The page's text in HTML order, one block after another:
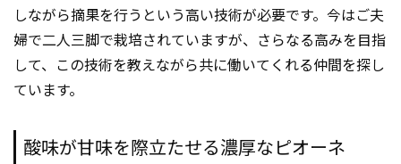
しながら摘果を行うという高い技術が必要です。今はご夫
婦で二人三脚で栽培されていますが、さらなる高みを目指
して、この技術を教えながら共に働いてくれる仲間を探し
ています。
酸味が甘味を際立たせる濃厚なピオーネ